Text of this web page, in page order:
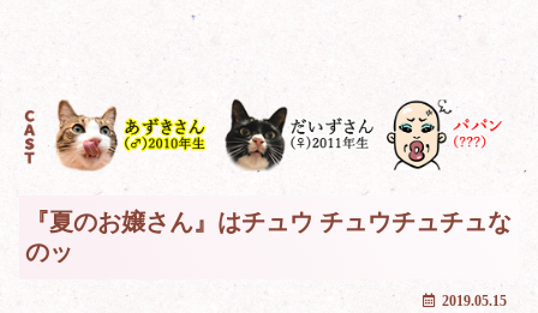
『夏のお嬢さん』はチュウ チュウチュチュな
のッ
2019.05.15